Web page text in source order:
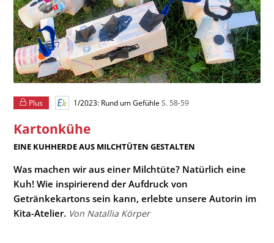
Plus 1/2023: Rund um GefühleS. 58-59
Kartonkühe
:
EINE KUHHERDE AUS MILCHTÜTEN GESTALTEN
Was machen wir aus einer Milchtüte? Natürlich eine
Kuh! Wie inspirierend der Aufdruck von
Getränkekartons sein kann, erlebte unsere Autorin im
Kita-Atelier. Von Natallia Körper